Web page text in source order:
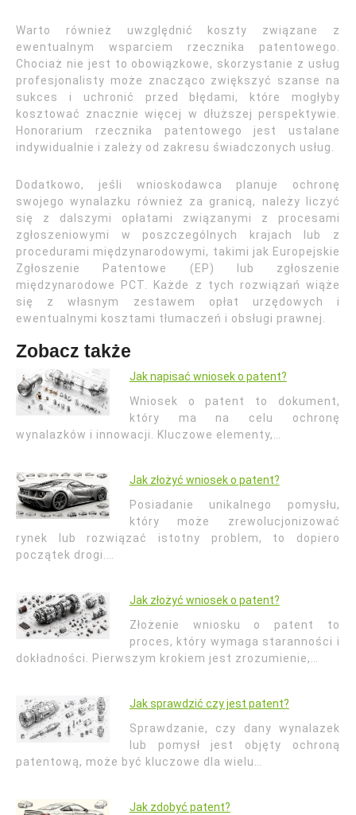
Warto również uwzględnić koszty związane z
ewentualnym wsparciem rzecznika patentowego.
Chociaż nie jest to obowiązkowe, skorzystanie z usług
profesjonalisty może znacząco zwiększyć szanse na
sukces i uchronić przed błędami, które mogłyby
kosztować znacznie więcej w dłuższej perspektywie.
Honorarium rzecznika patentowego jest ustalane
indywidualnie i zależy od zakresu świadczonych usług.
Dodatkowo, jeśli wnioskodawca planuje ochronę
swojego wynalazku również za granicą, należy liczyć
się z dalszymi opłatami związanymi z procesami
zgłoszeniowymi w poszczególnych krajach lub z
procedurami międzynarodowymi, takimi jak Europejskie
Zgłoszenie Patentowe (EP) lub zgłoszenie
międzynarodowe PCT. Każde z tych rozwiązań wiąże
się z własnym zestawem opłat urzędowych i
ewentualnymi kosztami tłumaczeń i obsługi prawnej.
Zobacz także
Jak napisać wniosek o patent?
Wniosek o patent to dokument,
który ma na celu ochronę
wynalazków i innowacji. Kluczowe elementy,…
Jak złożyć wniosek o patent?
Posiadanie unikalnego pomysłu,
który może zrewolucjonizować
rynek lub rozwiązać istotny problem, to dopiero
początek drogi.…
Jak złożyć wniosek o patent?
Złożenie wniosku o patent to
proces, który wymaga staranności i
dokładności. Pierwszym krokiem jest zrozumienie,…
Jak sprawdzić czy jest patent?
Sprawdzanie, czy dany wynalazek
lub pomysł jest objęty ochroną
patentową, może być kluczowe dla wielu…
Jak zdobyć patent?